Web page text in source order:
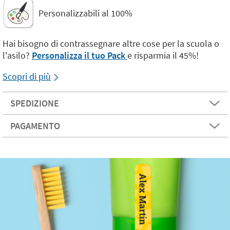
Personalizzabili al 100%
Hai bisogno di contrassegnare altre cose per la scuola o
l'asilo? Personalizza il tuo Packe risparmia il 45%!
Scopri di più
SPEDIZIONE
PAGAMENTO